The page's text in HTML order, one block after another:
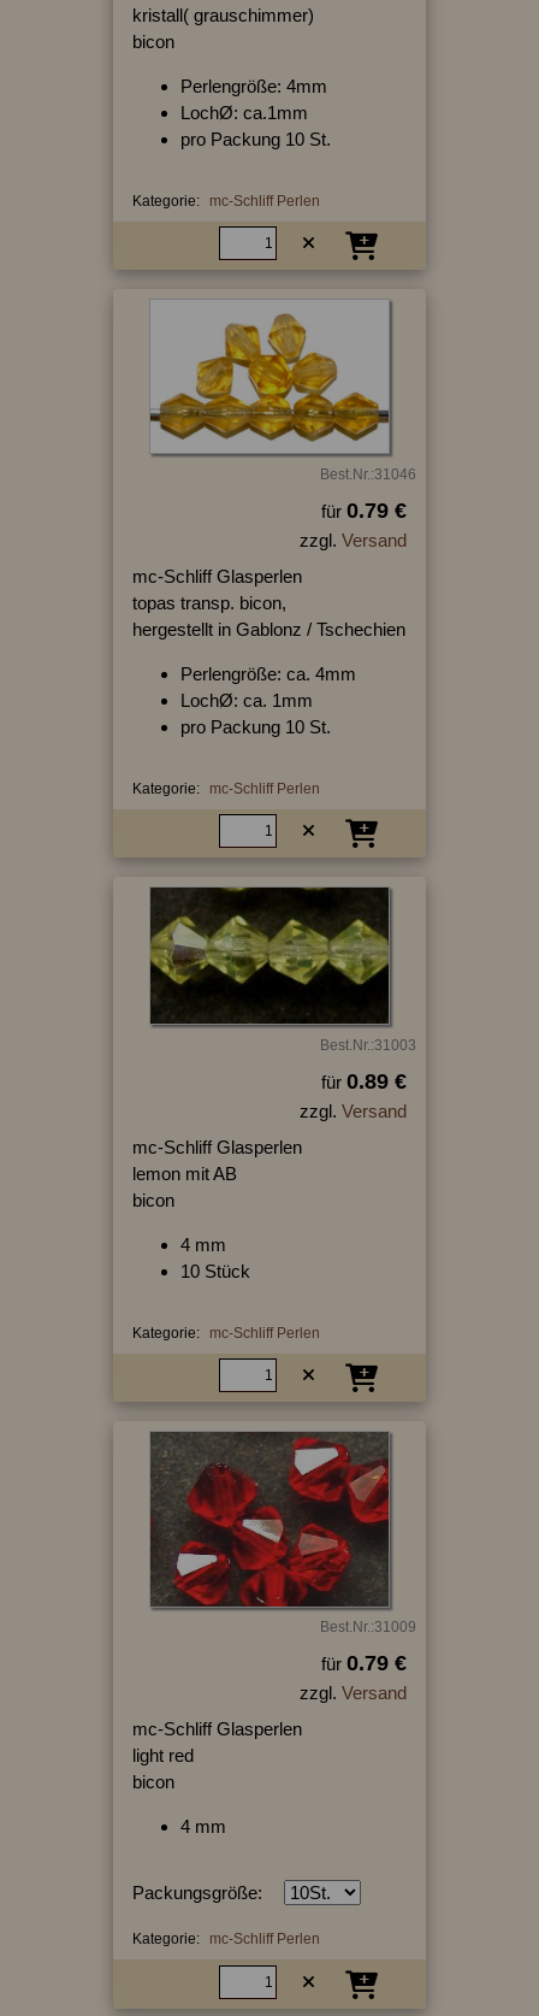
kristall( grauschimmer)
bicon
Perlengröße: 4mm
LochØ: ca.1mm
pro Packung 10 St.
Kategorie: mc-Schliff Perlen
Best.Nr.:31046
für 0.79 €
zzgl. Versand
mc-Schliff Glasperlen
topas transp. bicon,
hergestellt in Gablonz / Tschechien
Perlengröße: ca. 4mm
LochØ: ca. 1mm
pro Packung 10 St.
Kategorie: mc-Schliff Perlen
Best.Nr.:31003
für 0.89 €
zzgl. Versand
mc-Schliff Glasperlen
lemon mit AB
bicon
4 mm
10 Stück
Kategorie: mc-Schliff Perlen
Best.Nr.:31009
für 0.79 €
zzgl. Versand
mc-Schliff Glasperlen
light red
bicon
4 mm
Packungsgröße:
Kategorie: mc-Schliff Perlen